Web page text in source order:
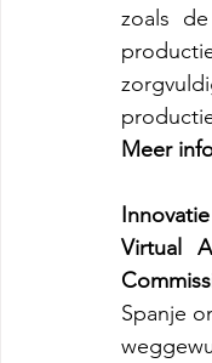
zoals
Meer
Virtual
Spanje